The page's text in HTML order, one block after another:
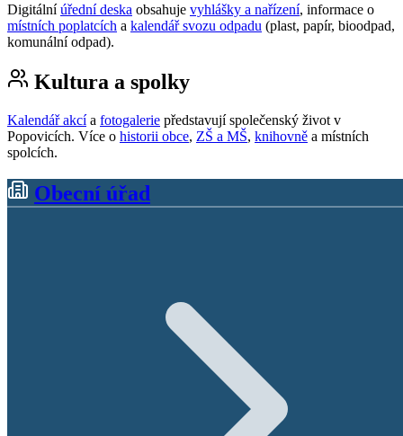
Digitálníúřední deska obsahuje vyhlášky a nařízení, informace o
místních poplatcích a kalendář svozu odpadu (plast, papír, bioodpad,
komunální odpad).
Kultura a spolky
Kalendář akcía fotogalerie představují společenský život v
Popovicích. Více o historii obce, ZŠ a MŠ, knihovně a místních
spolcích.
Obecní úřad